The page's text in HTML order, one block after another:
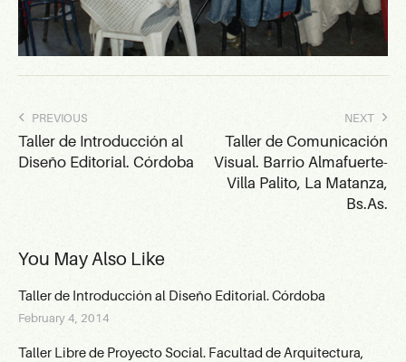
PREVIOUS
Taller de Introducción al
Diseño Editorial. Córdoba
NEXT
Taller de Comunicación
Visual. Barrio Almafuerte-
Villa Palito, La Matanza,
Bs.As.
You May Also Like
Taller de Introducción al Diseño Editorial. Córdoba
February 4, 2014
Taller Libre de Proyecto Social. Facultad de Arquitectura,